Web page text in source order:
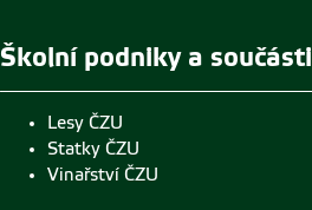
Školní podniky a součásti
Lesy ČZU
Statky ČZU
Vinařství ČZU